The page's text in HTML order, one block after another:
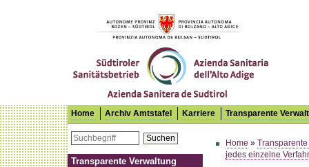
Südtiroler Sanitätsbetrieb
Home Archiv Amtstafel Karriere Transparente
Suchen
Transparente Verwaltung
Home »
jedes einzelne